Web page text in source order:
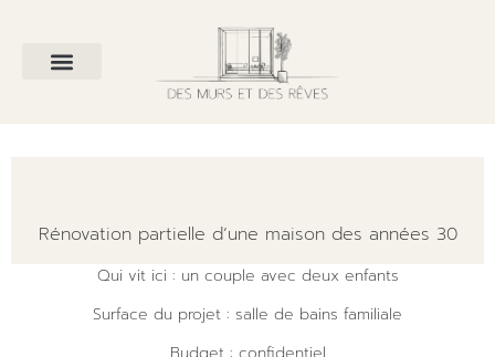
Rénovation partielle d’une maison des années 30
Qui vit ici : un couple avec deux enfants
Surface du projet : salle de bains familiale